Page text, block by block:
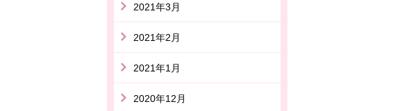
2021年3月
2021年2月
2021年1月
2020年12月